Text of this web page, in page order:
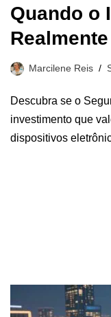
Quando o
Marcilene Reis
Descubra se o
investimento que
dispositivos